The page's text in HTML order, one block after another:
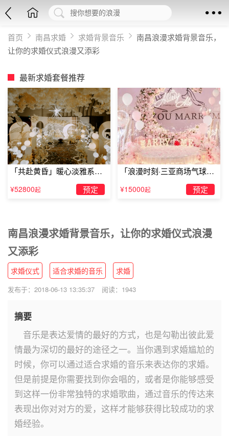
首页 南昌求婚 求婚背景音乐
南昌浪漫求婚背景音乐，
让你的求婚仪式浪漫又添彩
最新求婚套餐推荐
「共赴黄昏」暖心淡雅系求
婚仪式
¥52800起 预定
「浪漫时刻·三亚商场气球雨
惊喜求婚」
¥15000起 预定
南昌浪漫求婚背景音乐，让你的求婚仪式浪漫
又添彩
求婚仪式 适合求婚的音乐 求婚
发布于：2018-06-13 13:35:37 阅读：1943
摘要
音乐是表达爱情的最好的方式，也是勾勒出彼此爱
情最为深切的最好的途径之一。当你遇到求婚尴尬的
时候，你可以通过适合求婚的音乐来表达你的求婚。
但是前提是你需要找到你会唱的，或者是你能够感受
到这样一份非常独特的求婚歌曲，通过音乐的传达来
表现出你对对方的爱，这样才能够获得比较成功的求
婚经验。